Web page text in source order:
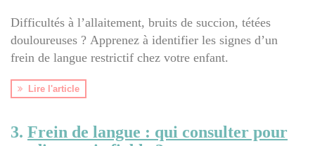
Difficultés à l’allaitement, bruits de succion, tétées
douloureuses ? Apprenez à identifier les signes d’un
frein de langue restrictif chez votre enfant.
Lire l'article
3. Frein de langue : qui consulter pour